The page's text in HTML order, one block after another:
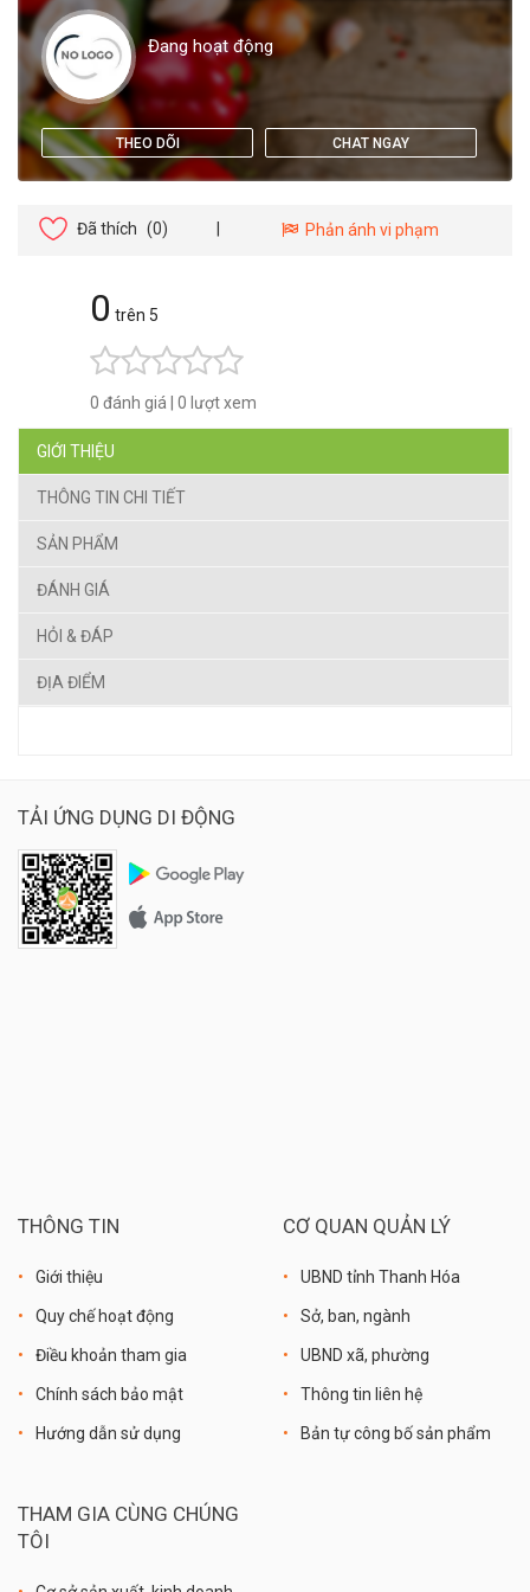
Đang hoạt động
THEO DÕI CHAT NGAY
Đã thích (0) Phản ánh vi phạm
0 trên 5
0 đánh giá 0 lượt xem
GIỚI THIỆU
THÔNG TIN CHI TIẾT
SẢN PHẨM
ĐÁNH GIÁ
HỎI & ĐÁP
ĐỊA ĐIỂM
TẢI ỨNG DỤNG DI ĐỘNG
THÔNG TIN
Giới thiệu
Quy chế hoạt động
Điều khoản tham gia
Chính sách bảo mật
Hướng dẫn sử dụng
CƠ QUAN QUẢN LÝ
UBND tỉnh Thanh Hóa
Sở, ban, ngành
UBND xã, phường
Thông tin liên hệ
Bản tự công bố sản phẩm
THAM GIA CÙNG CHÚNG
TÔI